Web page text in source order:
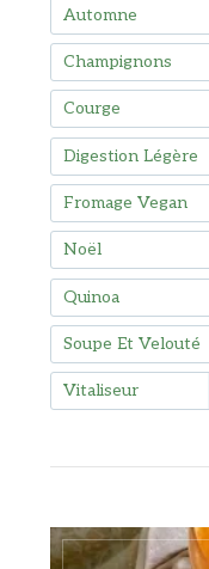
Automne
Champignons
Courge
Digestion Légère
Fromage Vegan
Noël
Quinoa
Soupe Et Velouté
Vitaliseur